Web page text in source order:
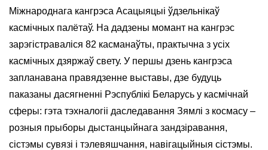
Міжнароднага кангрэса Асацыяцыі ўдзельнікаў
касмічных палётаў. На дадзены момант на кангрэс
зарэгістраваліся 82 касманаўты, практычна з усіх
касмічных дзяржаў свету. У першы дзень кангрэса
запланавана правядзенне выставы, дзе будуць
паказаны дасягненні Рэспублікі Беларусь у касмічнай
сферы: гэта тэхналогіі даследавання Зямлі з космасу –
розныя прыборы дыстанцыйнага зандзіравання,
сістэмы сувязі і тэлевяшчання, навігацыйныя сістэмы.